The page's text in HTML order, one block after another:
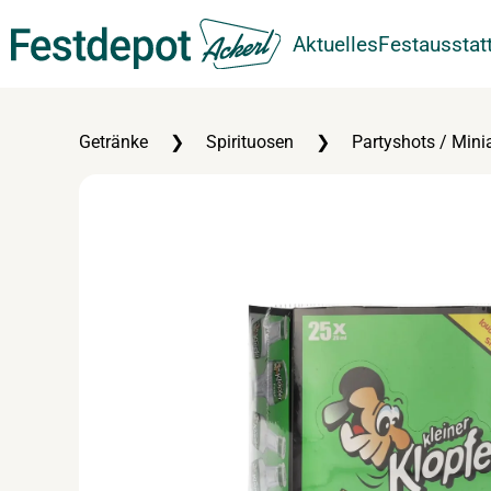
Zum Hauptinhalt springen Aktuelles
Getränke Spirituosen Partyshots /